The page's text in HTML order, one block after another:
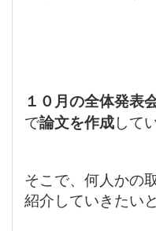
１０月の全体発表
で論文を作成して
そこで、何人かの
紹介していきたい